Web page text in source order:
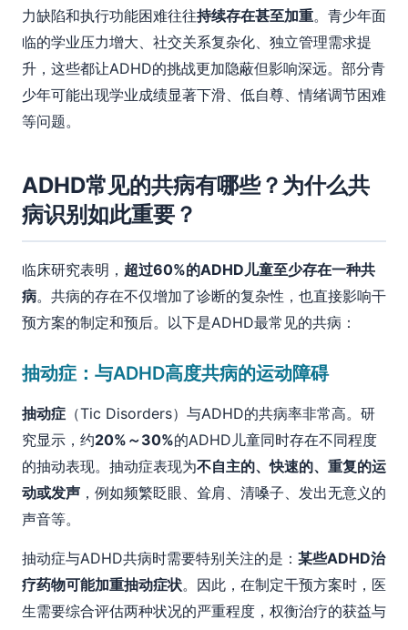
力缺陷和执行功能困难往往持续存在甚至加重。青少年面
临的学业压力增大、社交关系复杂化、独立管理需求提
升，这些都让ADHD的挑战更加隐蔽但影响深远。部分青
少年可能出现学业成绩显著下滑、低自尊、情绪调节困难
等问题。
ADHD常见的共病有哪些？为什么共
病识别如此重要？
临床研究表明， 超过60%的ADHD儿童至少存在一种共
病。共病的存在不仅增加了诊断的复杂性，也直接影响干
预方案的制定和预后。以下是ADHD最常见的共病：
抽动症：与ADHD高度共病的运动障碍
抽动症 （Tic Disorders）与ADHD的共病率非常高。研
究显示，约20%～30%的ADHD儿童同时存在不同程度
的抽动表现。抽动症表现为不自主的、快速的、重复的运
动或发声 ，例如频繁眨眼、耸肩、清嗓子、发出无意义的
声音等。
抽动症与ADHD共病时需要特别关注的是： 某些ADHD治
疗药物可能加重抽动症状。因此，在制定干预方案时，医
生需要综合评估两种状况的严重程度，权衡治疗的获益与